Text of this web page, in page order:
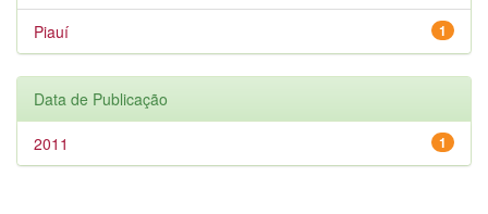
1
Piauí
Data de Publicação
1
2011